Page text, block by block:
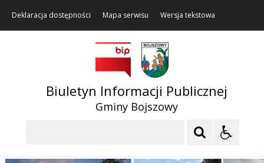
Deklaracja dostępności Mapa serwisu Wersja tekstowa
Biuletyn Informacji Publicznej
Gminy Bojszowy